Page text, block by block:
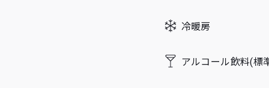
Thursday
Friday
冷暖房
アルコール飲料(標